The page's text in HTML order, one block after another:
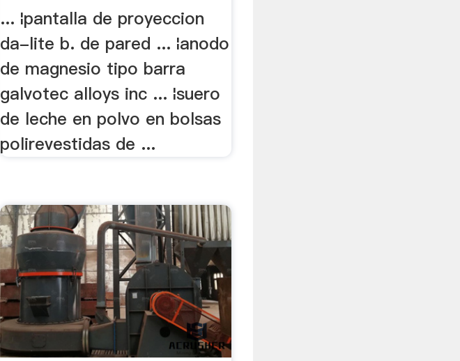
... ¦pantalla de proyeccion
da-lite b. de pared ... ¦anodo
de magnesio tipo barra
galvotec alloys inc ... ¦suero
de leche en polvo en bolsas
polirevestidas de ...